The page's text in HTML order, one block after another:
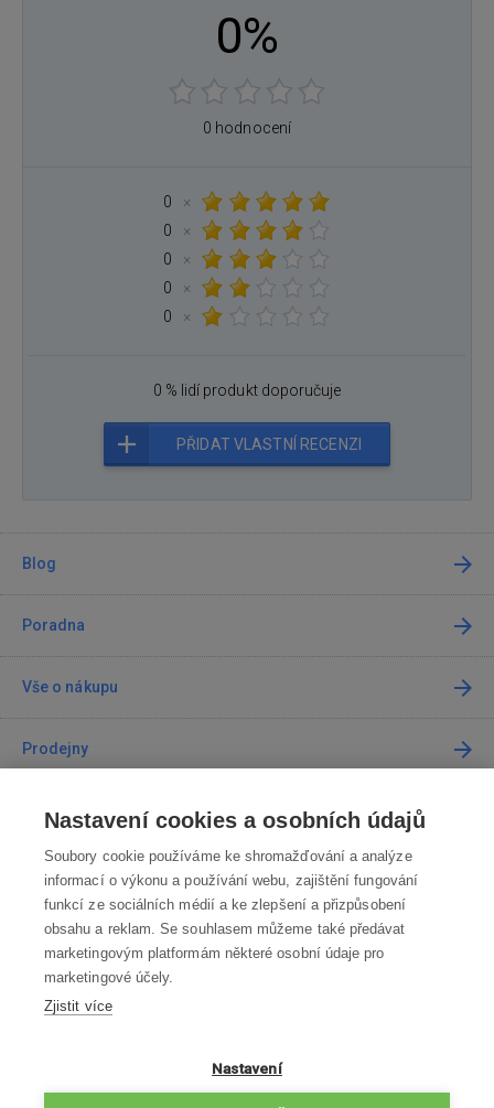
0%
0 hodnocení
0
×
0
×
0
×
0
×
0
×
0 % lidí produkt doporučuje
PŘIDAT VLASTNÍ RECENZI
Blog
Poradna
Vše o nákupu
Prodejny
Kontakt
Kontaktujte nás
info@robotworld.cz
220 770 770 Po-Pá 8:00—16:00
VŠECHNY KONTAKTY
Nastavení cookies a osobních údajů
Soubory cookie používáme ke shromažďování a analýze
informací o výkonu a používání webu, zajištění fungování
funkcí ze sociálních médií a ke zlepšení a přizpůsobení
obsahu a reklam. Se souhlasem můžeme také předávat
marketingovým platformám některé osobní údaje pro
marketingové účely.
Zjistit více
Nastavení